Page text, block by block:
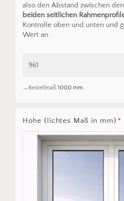
also den Abstand zwischen den
beiden seitlichen
Kontrolle oben und unten und
Wert an.
Bestellmaß:1000 mm
Höhe (lichtes Maß in mm) *